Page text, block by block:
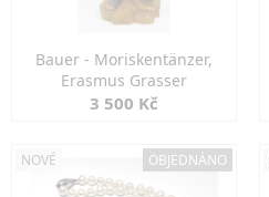
Bauer - Moriskentänzer,
Erasmus Grasser
3 500 Kč
NOVÉ OBJEDNÁNO